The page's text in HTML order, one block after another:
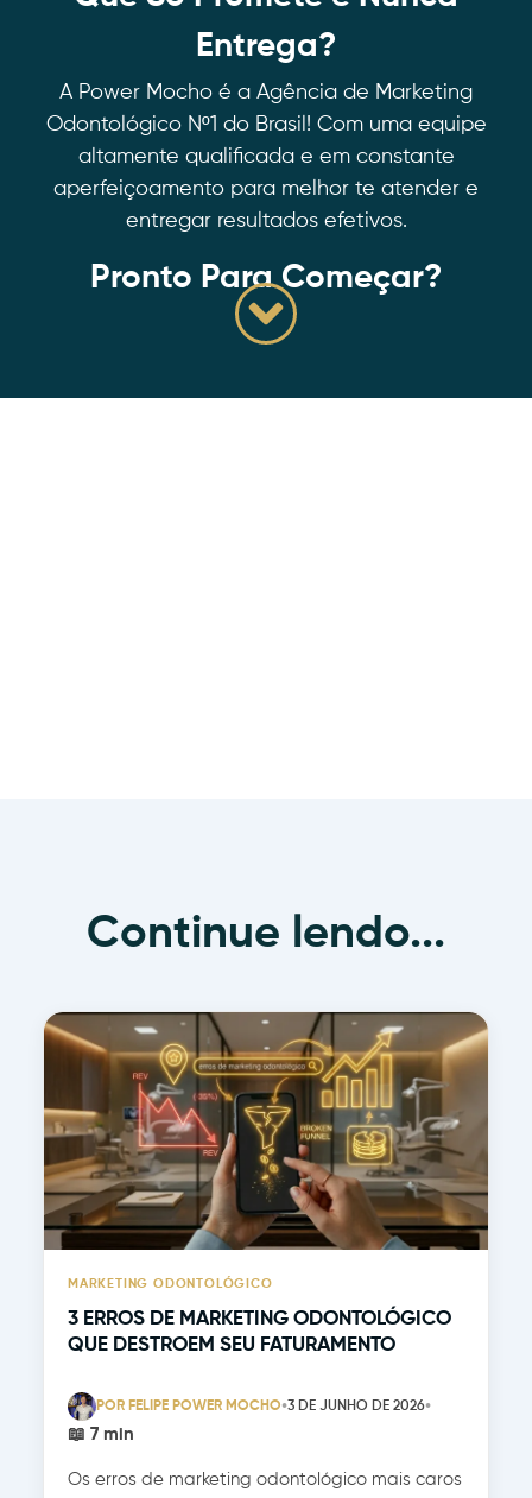
Entrega?
A Power Mocho é a Agência de Marketing
Odontológico Nº1 do Brasil! Com uma equipe
altamente qualificada e em constante
aperfeiçoamento para melhor te atender e
entregar resultados efetivos.
Pronto Para Começar?
Continue lendo...
MARKETING ODONTOLÓGICO
3 ERROS DE MARKETING ODONTOLÓGICO
QUE DESTROEM SEU FATURAMENTO
POR FELIPE POWER MOCHO•3 DE JUNHO DE 2026•
📖 7 min
Os erros de marketing odontológico mais caros